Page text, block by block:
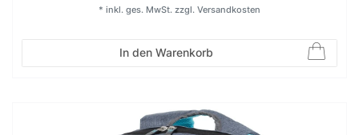
In den Warenkorb
* inkl. ges. MwSt. zzgl. Versandkosten